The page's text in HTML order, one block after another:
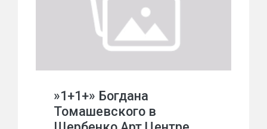
»1+1+» Богдана
Томашевского в